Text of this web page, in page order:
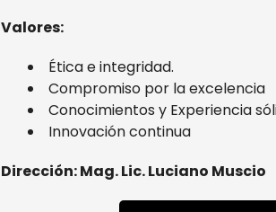
Valores:
Ética e integridad.
Compromiso por la excelencia
Conocimientos y Experiencia
Innovación continua
Dirección: Mag. Lic. Luciano Muscio